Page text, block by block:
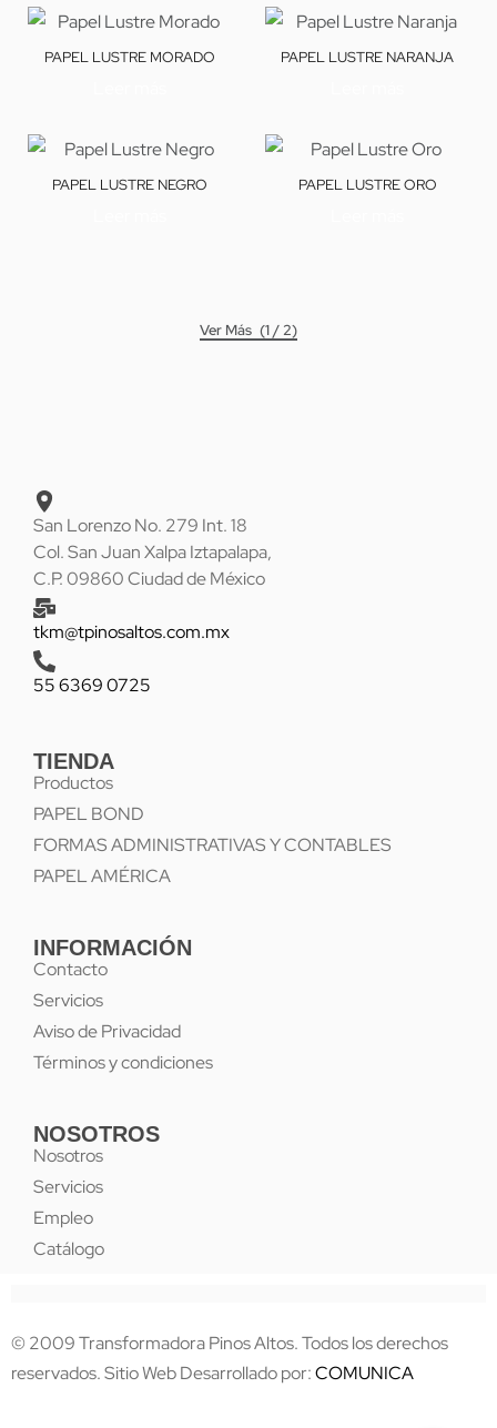
PAPEL LUSTRE MORADO PAPEL LUSTRE NARANJA
PAPEL LUSTRE NEGRO PAPEL LUSTRE ORO
(1 / 2)
San Lorenzo No. 279 Int. 18
Col. San Juan Xalpa Iztapalapa,
C.P. 09860 Ciudad de México
tkm@tpinosaltos.com.mx
55 6369 0725
TIENDA
Productos
PAPEL BOND
FORMAS ADMINISTRATIVAS Y CONTABLES
PAPEL AMÉRICA
INFORMACIÓN
Contacto
Servicios
Aviso de Privacidad
Términos y condiciones
NOSOTROS
Nosotros
Servicios
Empleo
Catálogo
© 2009 Transformadora Pinos Altos. Todos los derechos
reservados. Sitio Web Desarrollado por:COMUNICA